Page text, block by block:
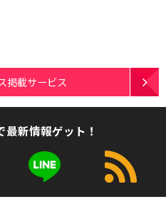
掲載サービス
新情報ゲット！